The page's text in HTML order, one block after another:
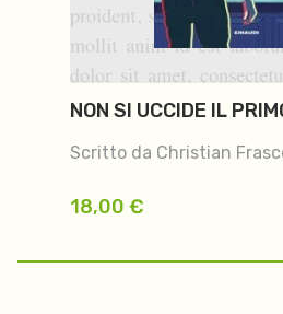
NON SI UCCIDE IL
Scritto da Christian
18,00 €